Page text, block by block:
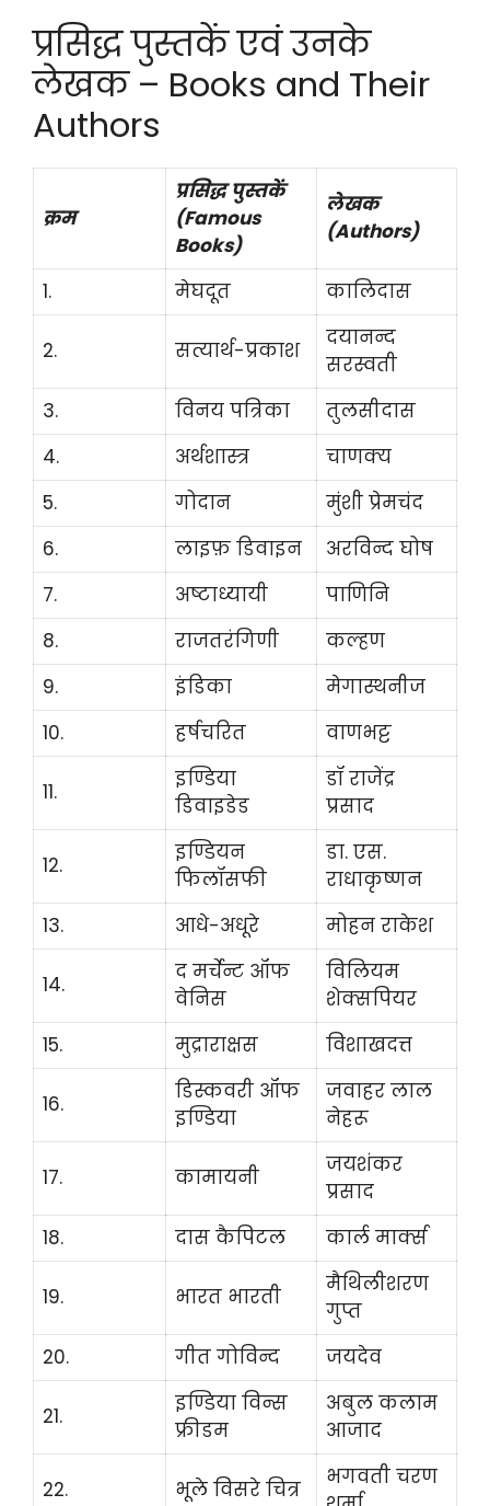
प्रसिद्ध पुस्तकें एवं उनके
लेखक – Books and Their
Authors
क्रम
प्रसिद्ध पुस्तकें
(Famous
Books)
लेखक
(Authors)
1. मेघदूत कालिदास
2. सत्यार्थ-प्रकाश
दयानन्द
सरस्वती
3.
विनय पत्रिका
तुलसीदास
4.
अर्थशास्त्र
चाणक्य
5.
गोदान
मुंशी प्रेमचंद
6.
लाइफ़ डिवाइन
अरविन्द घोष
7.
अष्टाध्यायी
पाणिनि
8.
राजतरंगिणी
कल्हण
9.
इंडिका
मेगास्थनीज
10.
हर्षचरित वाणभट्ट
11.
इण्डिया
डिवाइडेड
डॉ राजेंद्र
प्रसाद
12.
इण्डियन
फिलॉसफी
डा. एस.
राधाकृष्णन
13.
आधे-अधूरे मोहन राकेश
14.
द मर्चेन्ट ऑफ
वेनिस
विलियम
शेक्सपियर
15.
मुद्राराक्षस विशाखदत्त
16.
डिस्कवरी ऑफ
इण्डिया
जवाहर लाल
नेहरू
17. कामायनी
जयशंकर
प्रसाद
18.
दास कैपिटल कार्ल मार्क्स
19. भारत भारती
मैथिलीशरण
गुप्त
20.
गीत गोविन्द जयदेव
21.
इण्डिया विन्स
फ्रीडम
अबुल कलाम
आजाद
22. भूले विसरे चित्र
भगवती चरण